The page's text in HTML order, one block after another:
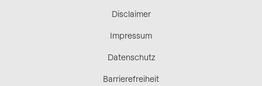
Disclaimer
Impressum
Datenschutz
Barrierefreiheit